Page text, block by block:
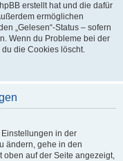
erstellt hat und die dafür
ermöglichen
„Gelesen“-Status – sofern
Wenn du Probleme bei der
die Cookies löscht.
in der
ändern, gehe in den
oben auf der Seite angezeigt,